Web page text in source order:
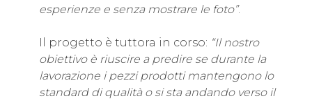
esperienze e senza mostrare le foto”.
Il progetto è tuttora in corso: “Il nostro
obiettivo è riuscire a predire se durante la
lavorazione i pezzi prodotti mantengono lo
standard di qualità o si sta andando verso il